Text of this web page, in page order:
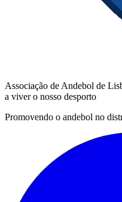
Associação de Andebol de
a viver o nosso desporto
Promovendo o andebol no